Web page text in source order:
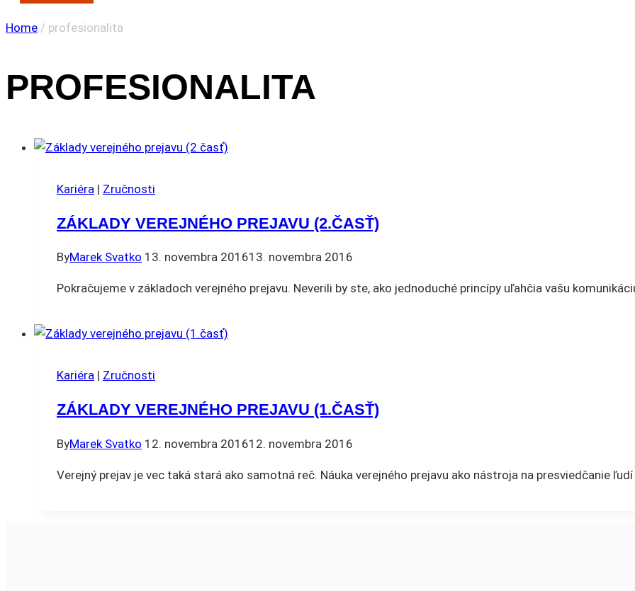
Home / profesionalita
PROFESIONALITA
Kariéra | Zručnosti
ZÁKLADY VEREJNÉHO PREJAVU (2.ČASŤ)
ByMarek Svatko 13. novembra 201613. novembra 2016
Pokračujeme v základoch verejného prejavu. Neverili by ste, ako jednoduché princípy uľahčia vašu
Kariéra | Zručnosti
ZÁKLADY VEREJNÉHO PREJAVU (1.ČASŤ)
ByMarek Svatko 12. novembra 201612. novembra 2016
Verejný prejav je vec taká stará ako samotná reč. Náuka verejného prejavu ako nástroja na presviedčanie